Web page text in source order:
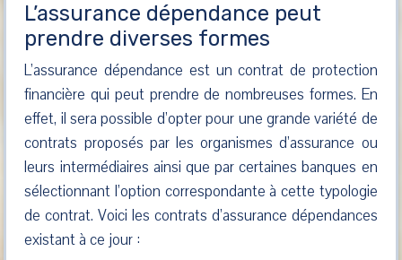
L’assurance dépendance peut
prendre diverses formes
L’assurance dépendance est un contrat de protection
financière qui peut prendre de nombreuses formes. En
effet, il sera possible d’opter pour une grande variété de
contrats proposés par les organismes d’assurance ou
leurs intermédiaires ainsi que par certaines banques en
sélectionnant l’option correspondante à cette typologie
de contrat. Voici les contrats d’assurance dépendances
existant à ce jour :